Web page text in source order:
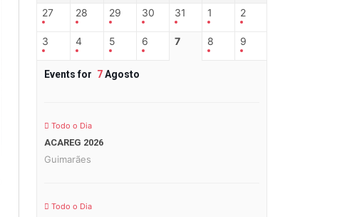
27 28 29 30 31 1 2
3 4 5 6 7 8 9
Events for 7Agosto
Todo o Dia
ACAREG 2026
Guimarães
Todo o Dia